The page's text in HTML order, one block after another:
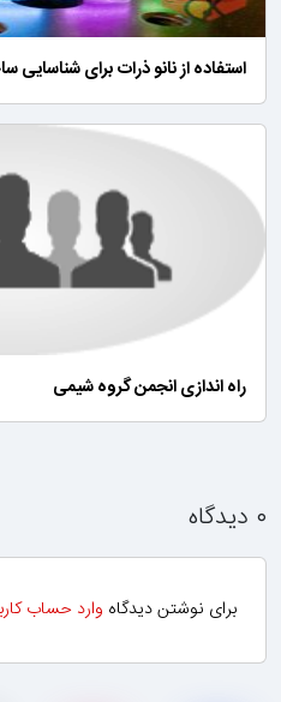
استفاده از نانو ذرات برای شناسایی
راه اندازی انجمن گروه شیمی
۰ دیدگاه
برای نوشتن دیدگاه وارد حساب